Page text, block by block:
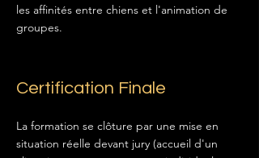
les affinités entre chiens et l'animation de
groupes.
Certification Finale
La formation se clôture par une mise en
situation réelle devant jury (accueil d'un